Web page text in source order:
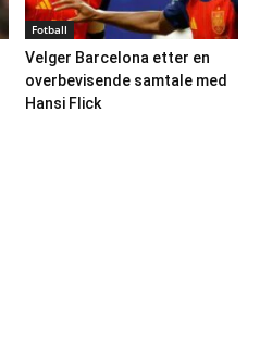
Fotball
Velger Barcelona etter en
overbevisende samtale med
Hansi Flick